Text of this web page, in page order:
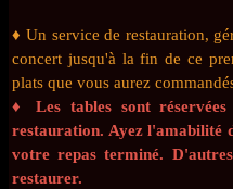
♦ Un service de restauration,
concert jusqu'à la fin de ce
plats que vous aurez
♦ Les tables sont
restauration. Ayez l'amabilité
votre repas terminé.
restaurer.